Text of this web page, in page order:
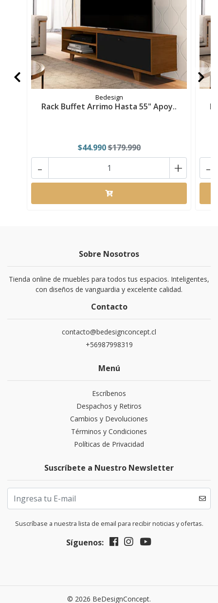
Bedesign
Rack Buffet Arrimo Hasta 55" Apoy..
$44.990$179.990
+
- -
Sobre Nosotros
Tienda online de muebles para todos tus espacios. Inteligentes,
con diseños de vanguardia y excelente calidad.
Contacto
contacto@bedesignconcept.cl
+56987998319
Menú
Escríbenos
Despachos y Retiros
Cambios y Devoluciones
Términos y Condiciones
Políticas de Privacidad
Suscríbete a Nuestro Newsletter
Suscríbase a nuestra lista de email para recibir noticias y ofertas.
Síguenos:
© 2026 BeDesignConcept.